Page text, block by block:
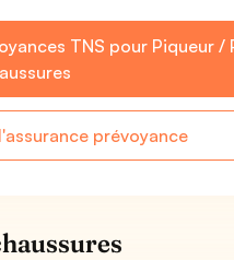
TNS pour Piqueur /
prévoyance